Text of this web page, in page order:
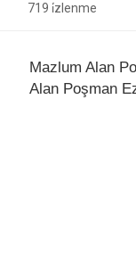
719 i̇zlenme
Mazlum Alan
Alan Poşman